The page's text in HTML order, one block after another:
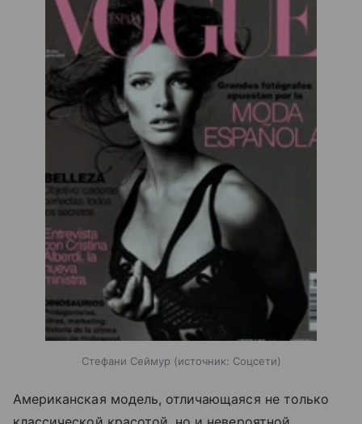
Стефани Сеймур источник: Соцсети
Американская модель, отличающаяся не только